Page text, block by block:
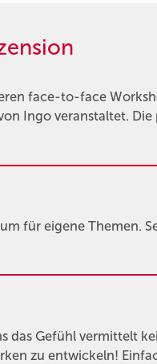
face-to-face
Ingo veranstaltet. Die
für eigene Themen.
das Gefühl vermittelt
zu entwickeln!